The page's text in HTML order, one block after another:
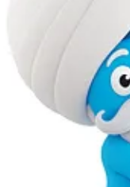
Datenprodukten,
auf Basis
ihrer Preis- und